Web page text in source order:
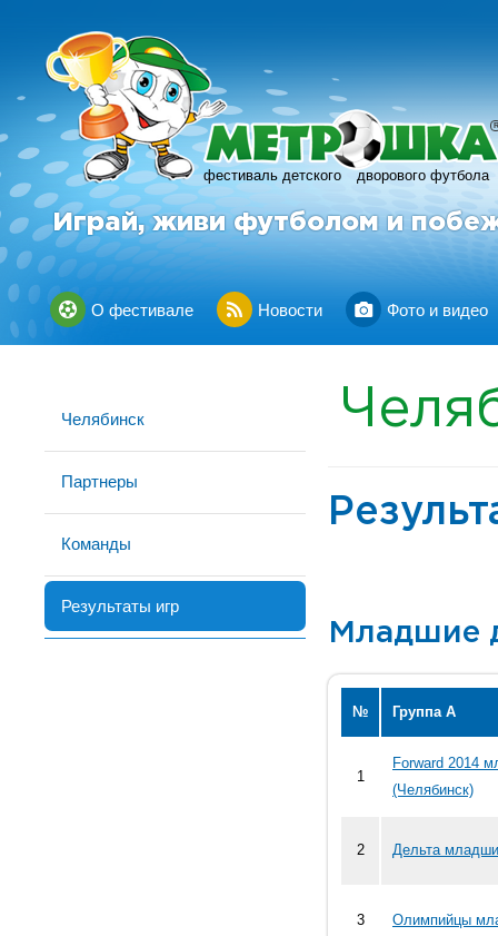
фестиваль детского дворового футбола
R
Играй, живи футболом и
О фестивале Новости Фото и видео
Челябинск
Партнеры
Команды
Результаты игр
Младшие
№ Группа А
1
Forward 2014
(Челябинск)
2 Дельта
3 Олимпийцы